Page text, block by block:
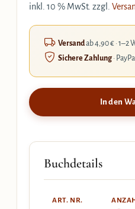
inkl. 10 % MwSt. zzgl.
Versandab 4,90 € · 1–2
Sichere Zahlung·
In den
Buchdetails
ART. NR.